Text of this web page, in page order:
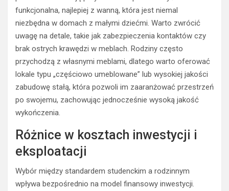
funkcjonalna, najlepiej z wanną, która jest niemal
niezbędna w domach z małymi dziećmi. Warto zwrócić
uwagę na detale, takie jak zabezpieczenia kontaktów czy
brak ostrych krawędzi w meblach. Rodziny często
przychodzą z własnymi meblami, dlatego warto oferować
lokale typu „częściowo umeblowane” lub wysokiej jakości
zabudowę stałą, która pozwoli im zaaranżować przestrzeń
po swojemu, zachowując jednocześnie wysoką jakość
wykończenia.
Różnice w kosztach inwestycji i
eksploatacji
Wybór między standardem studenckim a rodzinnym
wpływa bezpośrednio na model finansowy inwestycji.